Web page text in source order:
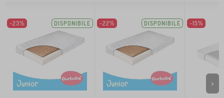
-23% DISPONIBILE -22% DISPONIBILE -15%
>